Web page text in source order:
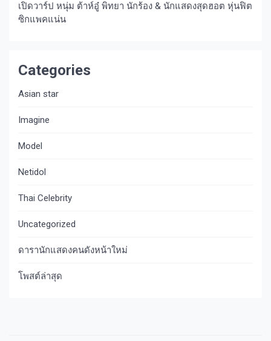
เปิดวาร์ป หนุ่ม ต้าห์อู๋ พิทยา นักร้อง & นักแสดงสุดฮอต หุ่นฟิต
ซิกแพคแน่น
Categories
Asian star
Imagine​
Model
Netidol
Thai Celebrity
Uncategorized
ดารานักแสดงคนดังหน้าใหม่
โพสต์ล่าสุด